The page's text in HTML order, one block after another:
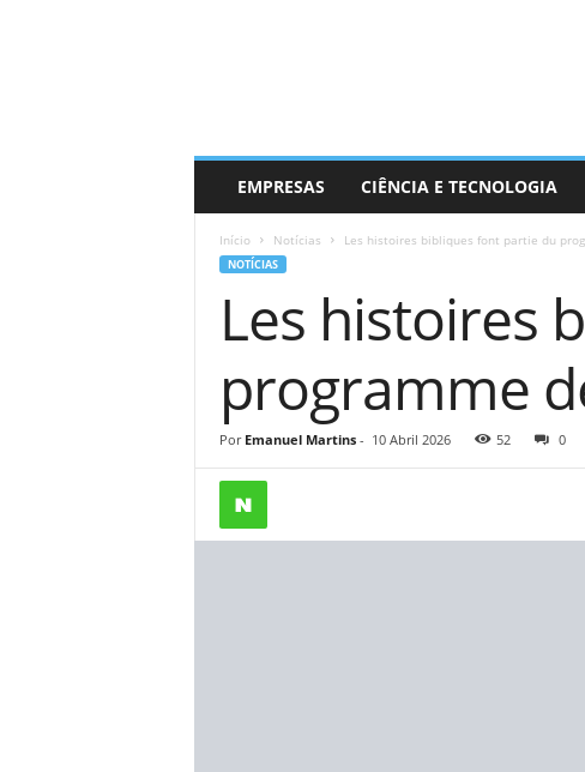
EMPRESAS CIÊNCIA E TECNOLOGIA
Início Notícias Les histoires bibliques font partie du
NOTÍCIAS
Les histoires
programme
Por Emanuel Martins- 10 Abril 2026 52 0